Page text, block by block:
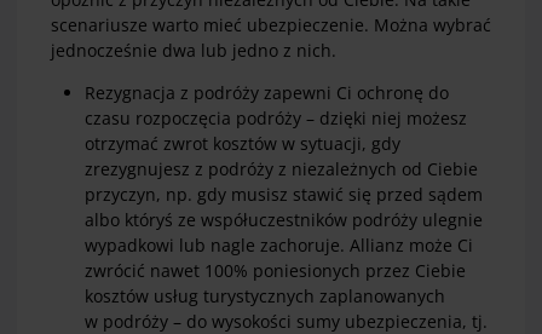
scenariusze warto mieć ubezpieczenie. Można wybrać
jednocześnie dwa lub jedno z nich.
Rezygnacja z podróży zapewni Ci ochronę do
czasu rozpoczęcia podróży – dzięki niej możesz
otrzymać zwrot kosztów w sytuacji, gdy
zrezygnujesz z podróży z niezależnych od Ciebie
przyczyn, np. gdy musisz stawić się przed sądem
albo któryś ze współuczestników podróży ulegnie
wypadkowi lub nagle zachoruje. Allianz może Ci
zwrócić nawet 100% poniesionych przez Ciebie
kosztów usług turystycznych zaplanowanych
w podróży – do wysokości sumy ubezpieczenia, tj.